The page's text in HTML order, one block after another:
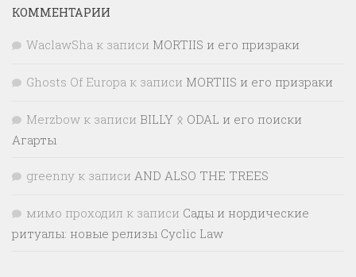
КОММЕНТАРИИ
WaclawSha к записи MORTIIS и его призраки
Ghosts Of Europa к записи MORTIIS и его призраки
Merzbow к записи BILLY ᛟ ODAL и его поиски
Агарты
greenny к записи AND ALSO THE TREES
мимо проходил к записи Сады и нордические
ритуалы: новые релизы Cyclic Law